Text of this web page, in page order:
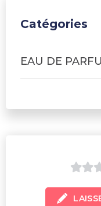
Catégories
EAU DE
sur